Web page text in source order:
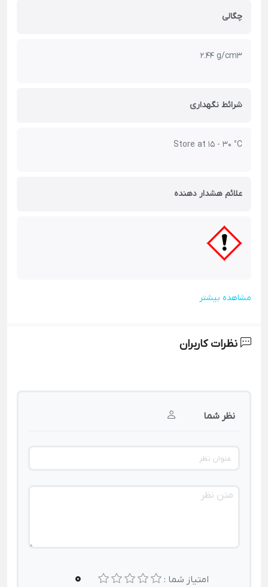
چگالی
2.44 g/cm3
شرائط نگهداری
Store at 15 - 30 °C
علائم هشدار دهنده
مشاهده بیشتر
نظرات کاربران
نظر شما
امتیاز شما : 0